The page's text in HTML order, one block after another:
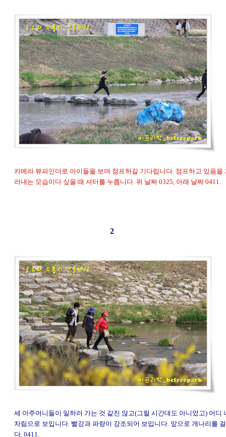
카메라 뷰파인더로 아이들을 보며 점프하길 기다립니다. 점프하고 있음을
러내는 모습이다 싶을 때 셔터를 누릅니다. 위 날짜 0325, 아래 날짜 0411.
2
세 아주머니들이 일하러 가는 것 같진 않고(그럴 시간대도 아니었고) 어디
차림으로 보입니다. 빨강과 파랑이 강조되어 보입니다. 앞으로 개나리를
다. 0411.